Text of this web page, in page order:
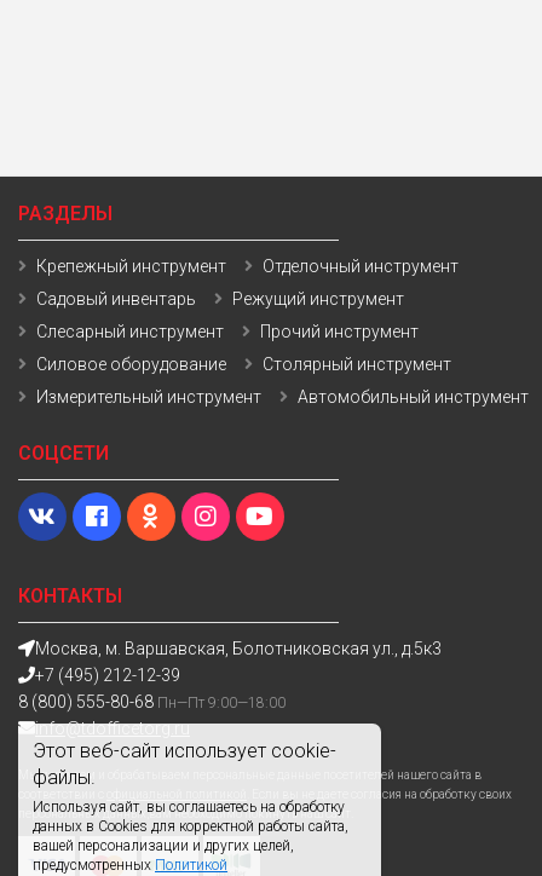
Этот веб-сайт использует cookie-
файлы.
Используя сайт, вы соглашаетесь на обработку
данных в Cookies для корректной работы сайта,
вашей персонализации и других целей,
предусмотренных Политикой
КОНТАКТЫ
Москва, м. Варшавская, Болотниковская ул., д.5к3
+7 (495) 212-12-39
8 (800) 555-80-68 Пн—Пт 9:00—18:00
info@tdofficetorg.ru
Мы получаем и обрабатываем персональные данные посетителей нашего сайта в
. Если вы не даете согласия на обработку своих
персональных данных,вам необходимо покинуть наш сайт.
РАЗДЕЛЫ
Крепежный инструмент
Отделочный инструмент
Садовый инвентарь
Режущий инструмент
Слесарный инструмент
Прочий инструмент
Силовое оборудование
Столярный инструмент
Измерительный инструмент
Автомобильный инструмент
СОЦСЕТИ